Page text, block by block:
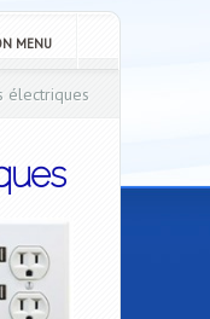
MENU
électriques